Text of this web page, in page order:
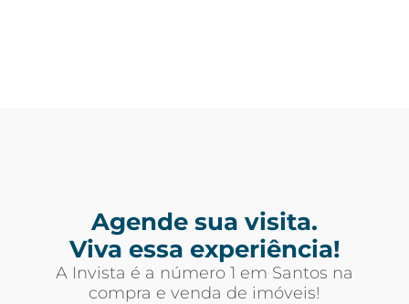
Agende sua visita.
Viva essa experiência!
A Invista é a número 1 em Santos na
compra e venda de imóveis!